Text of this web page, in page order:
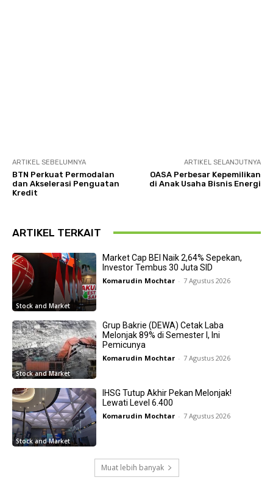
ARTIKEL SEBELUMNYA
BTN Perkuat Permodalan
dan Akselerasi Penguatan
Kredit
ARTIKEL SELANJUTNYA
OASA Perbesar Kepemilikan
di Anak Usaha Bisnis Energi
ARTIKEL TERKAIT
Stock and Market
Market Cap BEI Naik 2,64% Sepekan,
Investor Tembus 30 Juta SID
Komarudin Mochtar - 7 Agustus 2026
Stock and Market
Grup Bakrie (DEWA) Cetak Laba
Melonjak 89% di Semester I, Ini
Pemicunya
Komarudin Mochtar - 7 Agustus 2026
Stock and Market
IHSG Tutup Akhir Pekan Melonjak!
Lewati Level 6.400
Komarudin Mochtar - 7 Agustus 2026
Muat lebih banyak